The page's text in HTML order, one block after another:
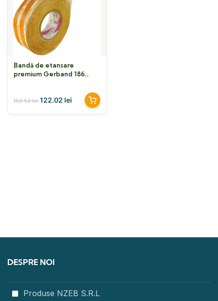
Bandă de etansare
premium Gerband 186
152.52lei 122.02 lei
DESPRE NOI
Produse NZEB S.R.L